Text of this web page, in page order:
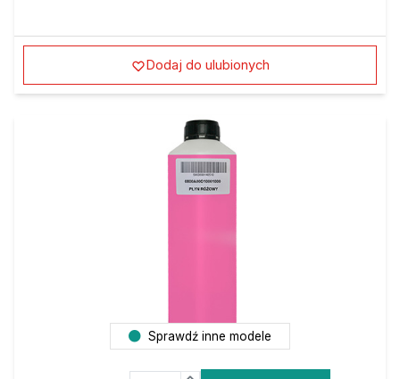
Dodaj do ulubionych
Sprawdź inne modele